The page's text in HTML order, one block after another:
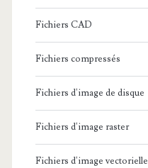
Fichiers CAD
Fichiers compressés
Fichiers d'image de disque
Fichiers d'image raster
Fichiers d'image vectorielle